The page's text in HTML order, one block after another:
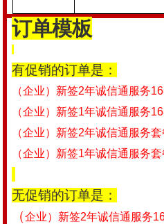
订单模板
有促销的订单是：
（企业）新签2年诚信通服务
（企业）新签1年诚信通服务
（企业）新签2年诚信通服务套
（企业）新签1年诚信通服务套
无促销的订单是：
（企业）新签2年诚信通服务